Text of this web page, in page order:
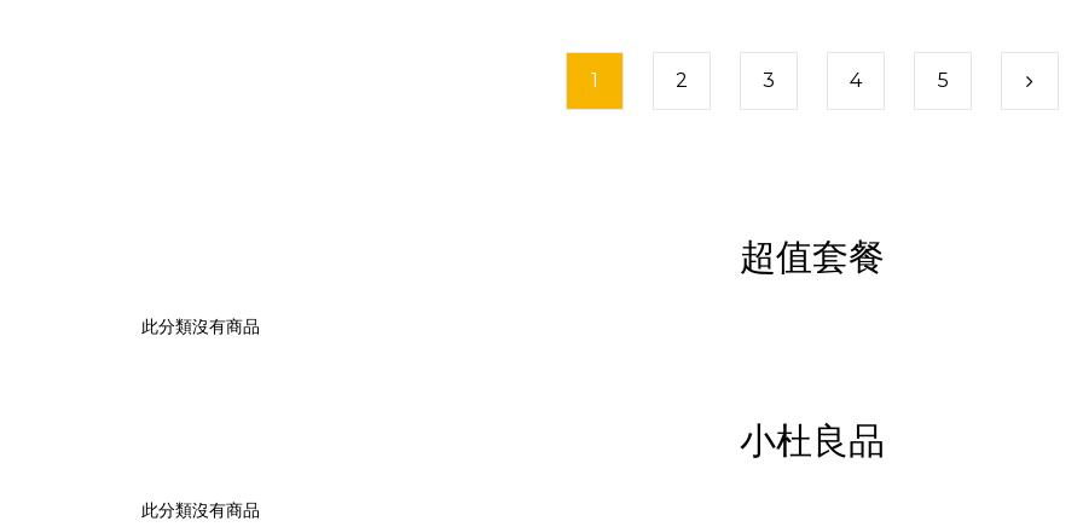
1 2 3 4 5
超值套餐
此分類沒有商品
小杜良品
此分類沒有商品